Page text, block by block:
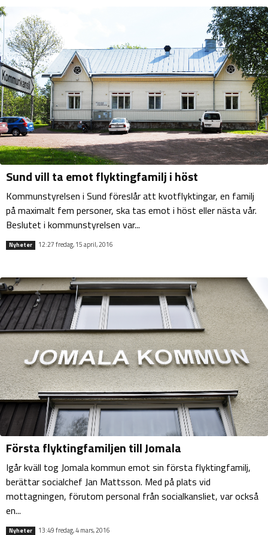
Sund vill ta emot flyktingfamilj i höst
Kommunstyrelsen i Sund föreslår att kvotflyktingar, en familj
på maximalt fem personer, ska tas emot i höst eller nästa vår.
Beslutet i kommunstyrelsen var...
Nyheter 12:27 fredag, 15 april, 2016
Första flyktingfamiljen till Jomala
Igår kväll tog Jomala kommun emot sin första flyktingfamilj,
berättar socialchef Jan Mattsson. Med på plats vid
mottagningen, förutom personal från socialkansliet, var också
en...
Nyheter 13:49 fredag, 4 mars, 2016